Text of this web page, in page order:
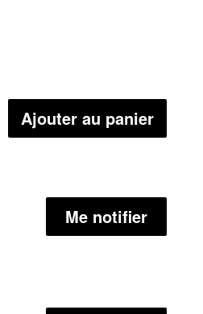
Ajouter au panier
Me notifier